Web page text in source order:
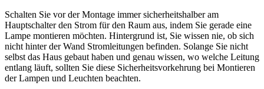
Schalten Sie vor der Montage immer sicherheitshalber am
Hauptschalter den Strom für den Raum aus, indem Sie gerade eine
Lampe montieren möchten. Hintergrund ist, Sie wissen nie, ob sich
nicht hinter der Wand Stromleitungen befinden. Solange Sie nicht
selbst das Haus gebaut haben und genau wissen, wo welche Leitung
entlang läuft, sollten Sie diese Sicherheitsvorkehrung bei Montieren
der Lampen und Leuchten beachten.